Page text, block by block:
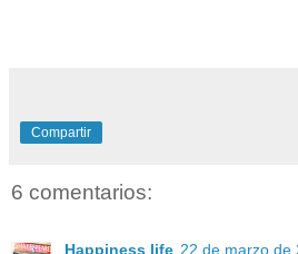
Compartir
6 comentarios:
Happiness life 22 de marzo de